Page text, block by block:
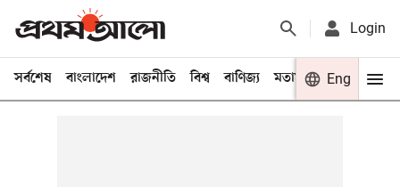
Login
সর্বশেষ বাংলাদেশ রাজনীতি বিশ্ব বাণিজ্য মতামত খেলা
Eng